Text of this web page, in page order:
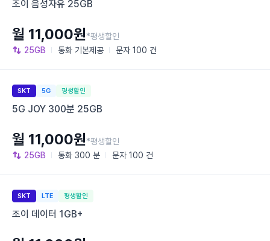
조이 음성자유 25GB
25GB 통화 기본제공 문자 100 건
월 11,000원*평생할인
SKT 5G 평생할인
5G JOY 300분 25GB
25GB 통화 300 분 문자 100 건
월 11,000원*평생할인
SKT LTE 평생할인
조이 데이터 1GB+